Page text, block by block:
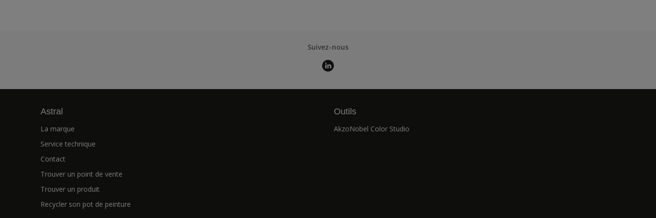
Suivez-nous
Astral
La marque
Service technique
Contact
Trouver un point de vente
Trouver un produit
Recycler son pot de peinture
Outils
AkzoNobel Color Studio